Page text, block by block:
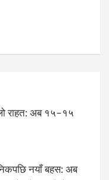
राहत: अब १५–१५
नयाँ बहस: अब